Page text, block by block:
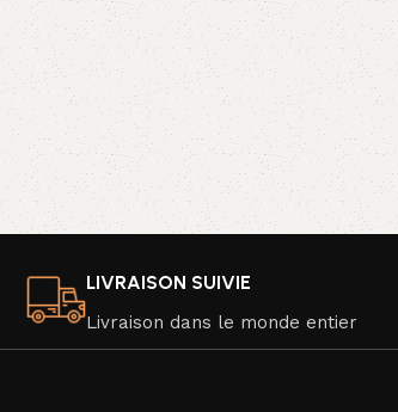
LIVRAISON SUIVIE
Livraison dans le monde entier